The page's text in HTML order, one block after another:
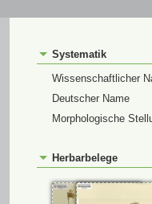
Systematik
Wissenschaftlicher
Deutscher Name
Morphologische
Herbarbelege